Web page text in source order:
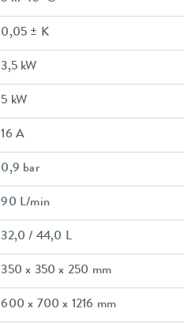
0,05 ± K
3,5 kW
5 kW
16 A
0,9 bar
90 L/min
32,0 / 44,0 L
350 x 350 x 250 mm
600 x 700 x 1216 mm